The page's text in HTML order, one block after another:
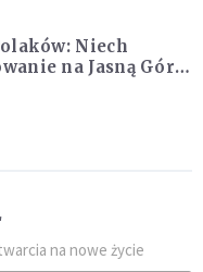
Niech
na Jasną Górę
i nadzieję
na nowe życie